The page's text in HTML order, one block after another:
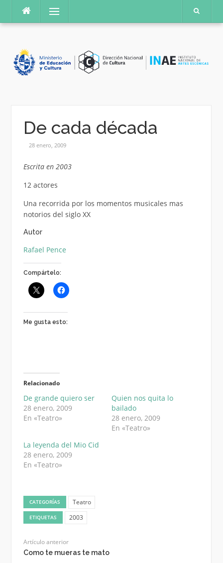
contenido
Menú
De cada década
28 enero, 2009
Escrita en 2003
12 actores
Una recorrida por los momentos musicales mas
notorios del siglo XX
Autor
Rafael Pence
Compártelo:
Me gusta esto:
Relacionado
De grande quiero ser
28 enero, 2009
En «Teatro»
Quien nos quita lo
bailado
28 enero, 2009
En «Teatro»
La leyenda del Mio Cid
28 enero, 2009
En «Teatro»
CATEGORÍAS Teatro
ETIQUETAS 2003
Artículo anterior
Como te mueras te mato